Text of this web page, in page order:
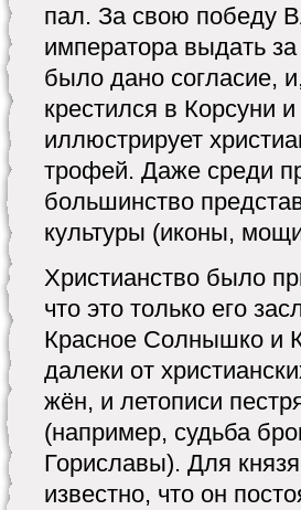
пал. За свою победу
императора выдать
было дано согласие,
крестился в Корсуни
иллюстрирует
трофей. Даже среди
большинство
культуры (иконы,
Христианство было
что это только его
Красное Солнышко и
далеки от
жён, и летописи
(например, судьба
Гориславы). Для
известно, что он